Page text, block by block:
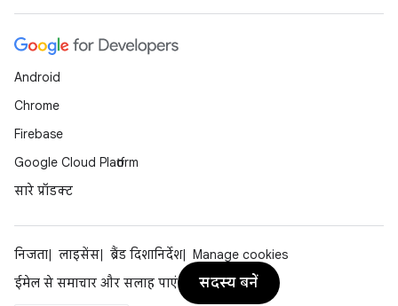
Android
Chrome
Firebase
Google Cloud Platform
सारे प्रॉडक्ट
निजता लाइसेंस ब्रैंड दिशानिर्देश
Manage cookies
ईमेल से समाचार और सलाह पाएं
सदस्य बनें